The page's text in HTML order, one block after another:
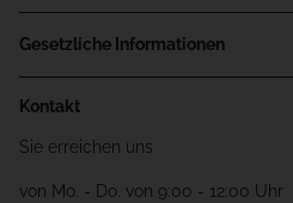
Gesetzliche Informationen
Kontakt
Sie erreichen uns
von Mo. - Do. von 9:00 - 12:00 Uhr